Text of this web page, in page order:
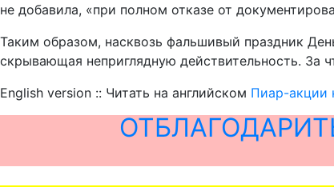
не добавила, «при полном отказе от
Таким образом, насквозь фальшивый праздник
скрывающая неприглядную действительность. За
English version :: Читать на английском Пиар-акции